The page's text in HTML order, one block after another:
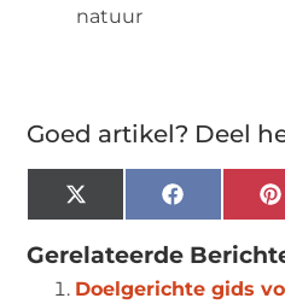
natuur
Goed artikel? Deel
X
(Twitter)
Facebook
Gerelateerde
Doelgerichte gids